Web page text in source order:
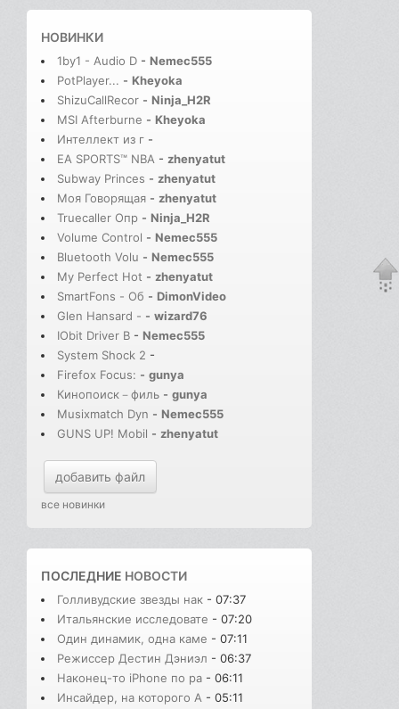
НОВИНКИ
1by1 - Audio D - Nemec555
PotPlayer... - Kheyoka
ShizuCallRecor - Ninja_H2R
MSI Afterburne - Kheyoka
Интеллект из г -
EA SPORTS™ NBA - zhenyatut
Subway Princes - zhenyatut
Моя Говорящая - zhenyatut
Truecaller Опр - Ninja_H2R
Volume Control - Nemec555
Bluetooth Volu - Nemec555
My Perfect Hot - zhenyatut
SmartFons - Об - DimonVideo
Glen Hansard - - wizard76
IObit Driver B - Nemec555
System Shock 2 -
Firefox Focus: - gunya
Кинопоиск－филь - gunya
Musixmatch Dyn - Nemec555
GUNS UP! Mobil - zhenyatut
добавить файл
все новинки
ПОСЛЕДНИЕ НОВОСТИ
Голливудские звезды нак - 07:37
Итальянские исследовате - 07:20
Один динамик, одна каме - 07:11
Режиссер Дестин Дэниэл - 06:37
Наконец-то iPhone по ра - 06:11
Инсайдер, на которого A - 05:11